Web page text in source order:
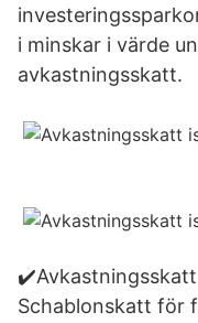
i minskar i värde
avkastningsskatt.
Schablonskatt för